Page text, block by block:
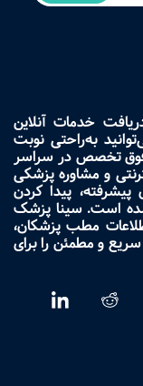
خدمات آنلاین
به‌راحتی نوبت
تخصص در سراسر
و مشاوره پزشکی
پیدا کردن
است. سینا پزشک
مطب پزشکان،
و مطمئن را برای